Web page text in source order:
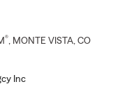
®, MONTE VISTA, CO
Inc